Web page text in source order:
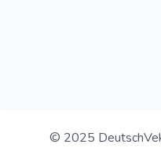
© 2025